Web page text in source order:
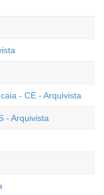
- CE - Arquivista
- Arquivista